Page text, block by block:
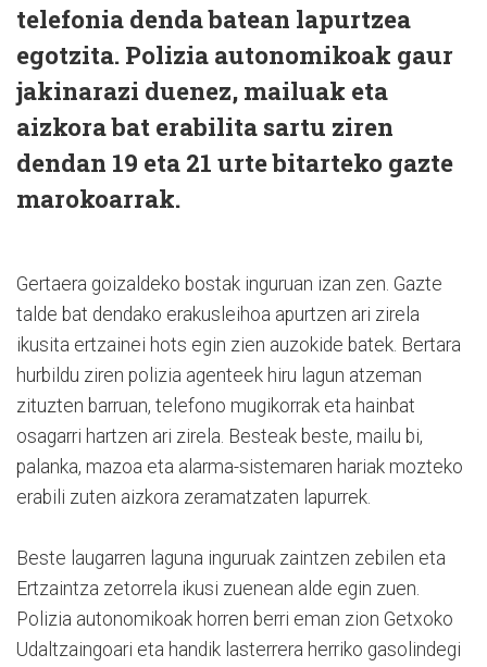
telefonia denda batean lapurtzea
egotzita. Polizia autonomikoak gaur
jakinarazi duenez, mailuak eta
aizkora bat erabilita sartu ziren
dendan 19 eta 21 urte bitarteko gazte
marokoarrak.
Gertaera goizaldeko bostak inguruan izan zen. Gazte
talde bat dendako erakusleihoa apurtzen ari zirela
ikusita ertzainei hots egin zien auzokide batek. Bertara
hurbildu ziren polizia agenteek hiru lagun atzeman
zituzten barruan, telefono mugikorrak eta hainbat
osagarri hartzen ari zirela. Besteak beste, mailu bi,
palanka, mazoa eta alarma-sistemaren hariak mozteko
erabili zuten aizkora zeramatzaten lapurrek.
Beste laugarren laguna inguruak zaintzen zebilen eta
Ertzaintza zetorrela ikusi zuenean alde egin zuen.
Polizia autonomikoak horren berri eman zion Getxoko
Udaltzaingoari eta handik lasterrera herriko gasolindegi